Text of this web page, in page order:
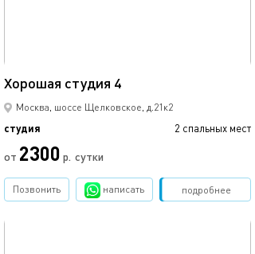
Хорошая студия 4
Москва, шоссе Щелковское, д.21к2
студия 2 спальных мест
от 2300 р. сутки
подробнее
Позвонить написать Забронировать